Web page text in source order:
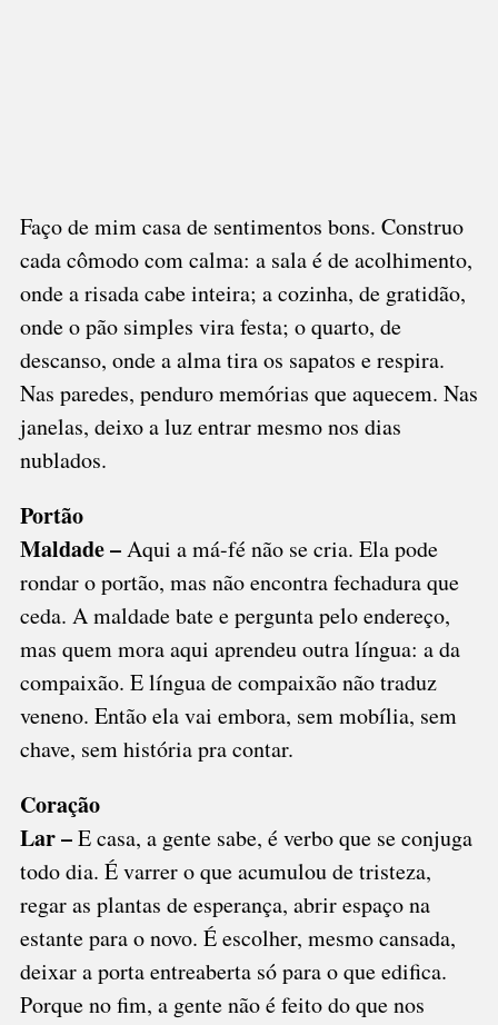
Faço de mim casa de sentimentos bons. Construo
cada cômodo com calma: a sala é de acolhimento,
onde a risada cabe inteira; a cozinha, de gratidão,
onde o pão simples vira festa; o quarto, de
descanso, onde a alma tira os sapatos e respira.
Nas paredes, penduro memórias que aquecem. Nas
janelas, deixo a luz entrar mesmo nos dias
nublados.
Portão
Maldade –Aqui a má-fé não se cria. Ela pode
rondar o portão, mas não encontra fechadura que
ceda. A maldade bate e pergunta pelo endereço,
mas quem mora aqui aprendeu outra língua: a da
compaixão. E língua de compaixão não traduz
veneno. Então ela vai embora, sem mobília, sem
chave, sem história pra contar.
Coração
Lar –E casa, a gente sabe, é verbo que se conjuga
todo dia. É varrer o que acumulou de tristeza,
regar as plantas de esperança, abrir espaço na
estante para o novo. É escolher, mesmo cansada,
deixar a porta entreaberta só para o que edifica.
Porque no fim, a gente não é feito do que nos